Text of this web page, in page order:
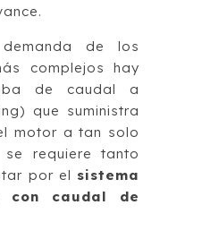
de los
complejos hay
de caudal a
que suministra
motor a tan solo
requiere tanto
por el sistema
con caudal de